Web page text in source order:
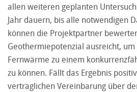
allen weiteren geplanten
Jahr dauern, bis alle notwendigen
können die Projektpartner
Geothermiepotenzial ausreicht,
Fernwärme zu einem
zu können. Fällt das Ergebnis
vertraglichen Vereinbarung über